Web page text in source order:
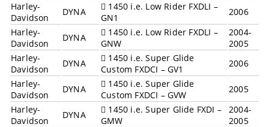
Harley-
Davidson
DYNA
1450 i.e. Low Rider FXDLI –
GN1
2006
Harley-
Davidson
DYNA
1450 i.e. Low Rider FXDLI –
GNW
2004-
2005
Harley-
Davidson
DYNA
1450 i.e. Super Glide
Custom FXDCI – GV1
2006
Harley-
Davidson
DYNA
1450 i.e. Super Glide
Custom FXDCI – GVW
2005
Harley-
Davidson
DYNA
1450 i.e. Super Glide FXDI –
GMW
2004-
2005